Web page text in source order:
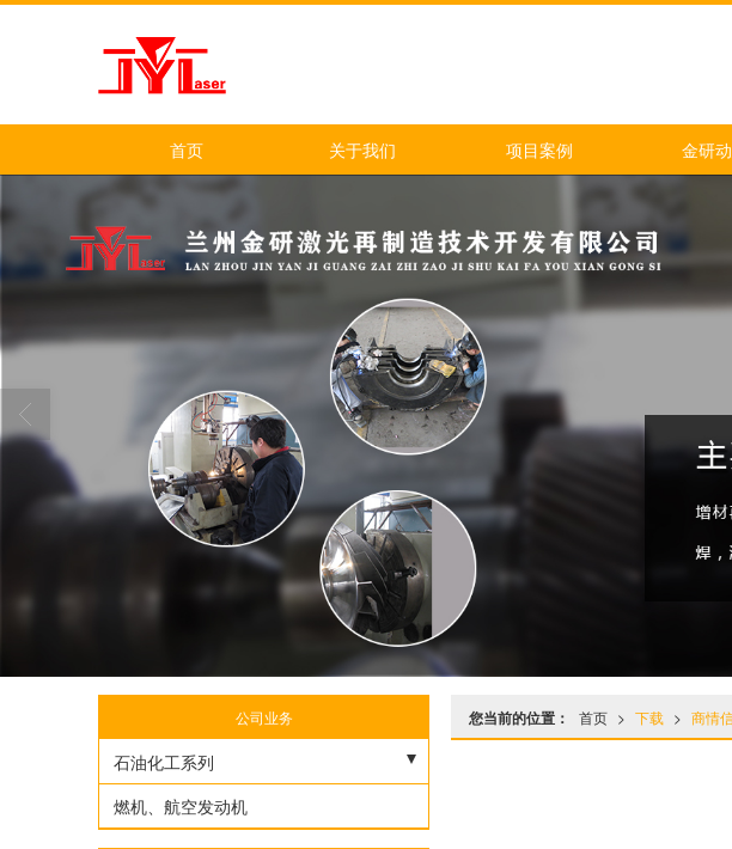
首页 关于我们 项目案例 金研
您当前的位置： 首页 > 下载 > 商情
公司业务
石油化工系列
烟汽轮机
燃机、航空发动机